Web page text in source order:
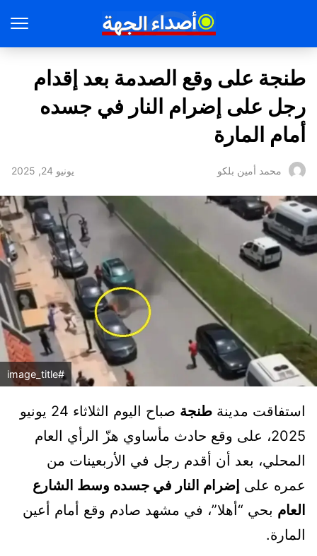
طنجة على وقع الصدمة بعد إقدام
رجل على إضرام النار في جسده
أمام المارة
محمد أمين بلكو يونيو 24, 2025
#image_title
استفاقت مدينة طنجة
صباح اليوم الثلاثاء 24 يونيو
2025، على وقع حادث مأساوي هزّ الرأي العام
المحلي، بعد أن أقدم رجل في الأربعينات من
عمره على إضرام النار في جسده وسط الشارع
العام بحي “أهلا”، في مشهد صادم وقع أمام أعين
المارة.